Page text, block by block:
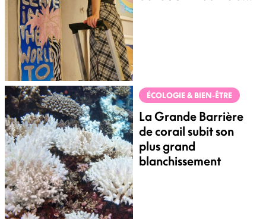
ÉCOLOGIE & BIEN-ÊTRE
La Grande Barrière
de corail subit son
plus grand
blanchissement